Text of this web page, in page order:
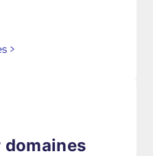
>
domaines